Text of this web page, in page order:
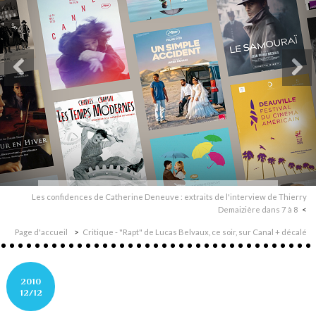
Les confidences de Catherine Deneuve : extraits de l'interview de Thierry
Demaizière dans 7 à 8
Page d'accueil Critique - "Rapt" de Lucas Belvaux, ce soir, sur Canal + décalé
2010
12/12